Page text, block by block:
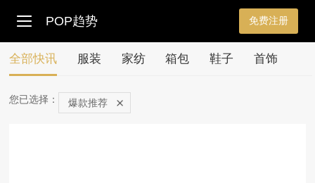
POP趋势 免费注册
全部快讯 服装 家纺 箱包 鞋子 首饰
您已选择： 爆款推荐